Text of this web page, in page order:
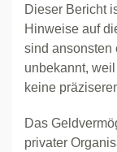
Dieser Bericht
Hinweise auf
sind ansonsten
unbekannt,
keine
Das
privater